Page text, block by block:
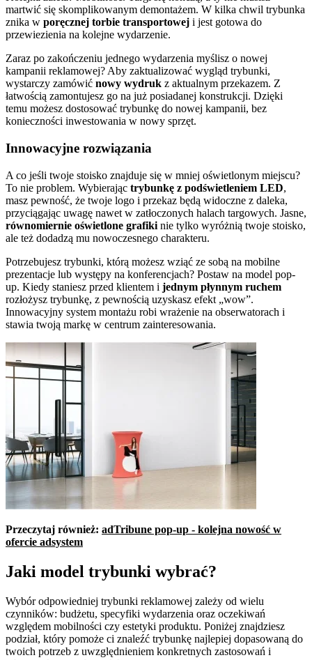
martwić się skomplikowanym demontażem. W kilka chwil trybunka
znika w poręcznej torbie transportowej i jest gotowa do
przewiezienia na kolejne wydarzenie.
Zaraz po zakończeniu jednego wydarzenia myślisz o nowej
kampanii reklamowej? Aby zaktualizować wygląd trybunki,
wystarczy zamówić nowy wydruk z aktualnym przekazem. Z
łatwością zamontujesz go na już posiadanej konstrukcji. Dzięki
temu możesz dostosować trybunkę do nowej kampanii, bez
konieczności inwestowania w nowy sprzęt.
Innowacyjne rozwiązania
A co jeśli twoje stoisko znajduje się w mniej oświetlonym miejscu?
To nie problem. Wybierając trybunkę z podświetleniem LED,
masz pewność, że twoje logo i przekaz będą widoczne z daleka,
przyciągając uwagę nawet w zatłoczonych halach targowych. Jasne,
równomiernie oświetlone grafiki nie tylko wyróżnią twoje stoisko,
ale też dodadzą mu nowoczesnego charakteru.
Potrzebujesz trybunki, którą możesz wziąć ze sobą na mobilne
prezentacje lub występy na konferencjach? Postaw na model pop-
up. Kiedy staniesz przed klientem i jednym płynnym ruchem
rozłożysz trybunkę, z pewnością uzyskasz efekt „wow”.
Innowacyjny system montażu robi wrażenie na obserwatorach i
stawia twoją markę w centrum zainteresowania.
Przeczytaj również: adTribune pop-up - kolejna nowość w
ofercie adsystem
Jaki model trybunki wybrać?
Wybór odpowiedniej trybunki reklamowej zależy od wielu
czynników: budżetu, specyfiki wydarzenia oraz oczekiwań
względem mobilności czy estetyki produktu. Poniżej znajdziesz
podział, który pomoże ci znaleźć trybunkę najlepiej dopasowaną do
twoich potrzeb z uwzględnieniem konkretnych zastosowań i